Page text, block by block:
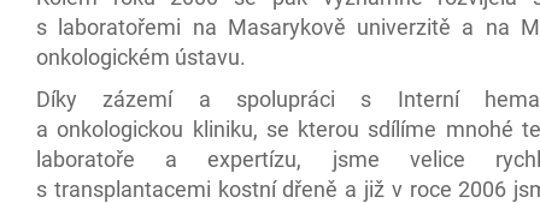
s laboratořemi na Masarykově univerzitě a na
onkologickém ústavu.
Díky zázemí a spolupráci s Interní
a onkologickou kliniku, se kterou sdílíme mnohé
laboratoře a expertízu, jsme velice
s transplantacemi kostní dřeně a již v roce 2006